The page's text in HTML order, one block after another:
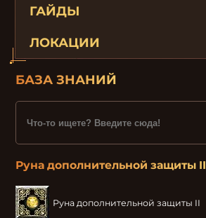
ГАЙДЫ
ЛОКАЦИИ
БАЗА ЗНАНИЙ
Руна дополнительной защиты II
Руна дополнительной защиты II